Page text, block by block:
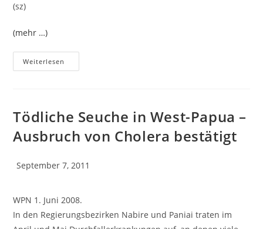
(sz)
(mehr …)
Weiterlesen
Tödliche Seuche in West-Papua –
Ausbruch von Cholera bestätigt
September 7, 2011
WPN 1. Juni 2008.
In den Regierungsbezirken Nabire und Paniai traten im